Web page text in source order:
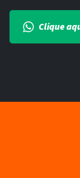
Clique